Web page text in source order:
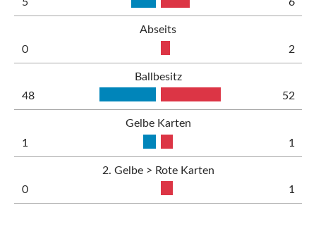
Abseits
0
2
Ballbesitz
48
52
Gelbe Karten
1
1
2. Gelbe > Rote Karten
0
1